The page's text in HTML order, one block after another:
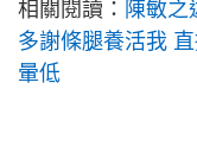
相關閱讀： 陳敏之
多謝條腿養活我
暈低